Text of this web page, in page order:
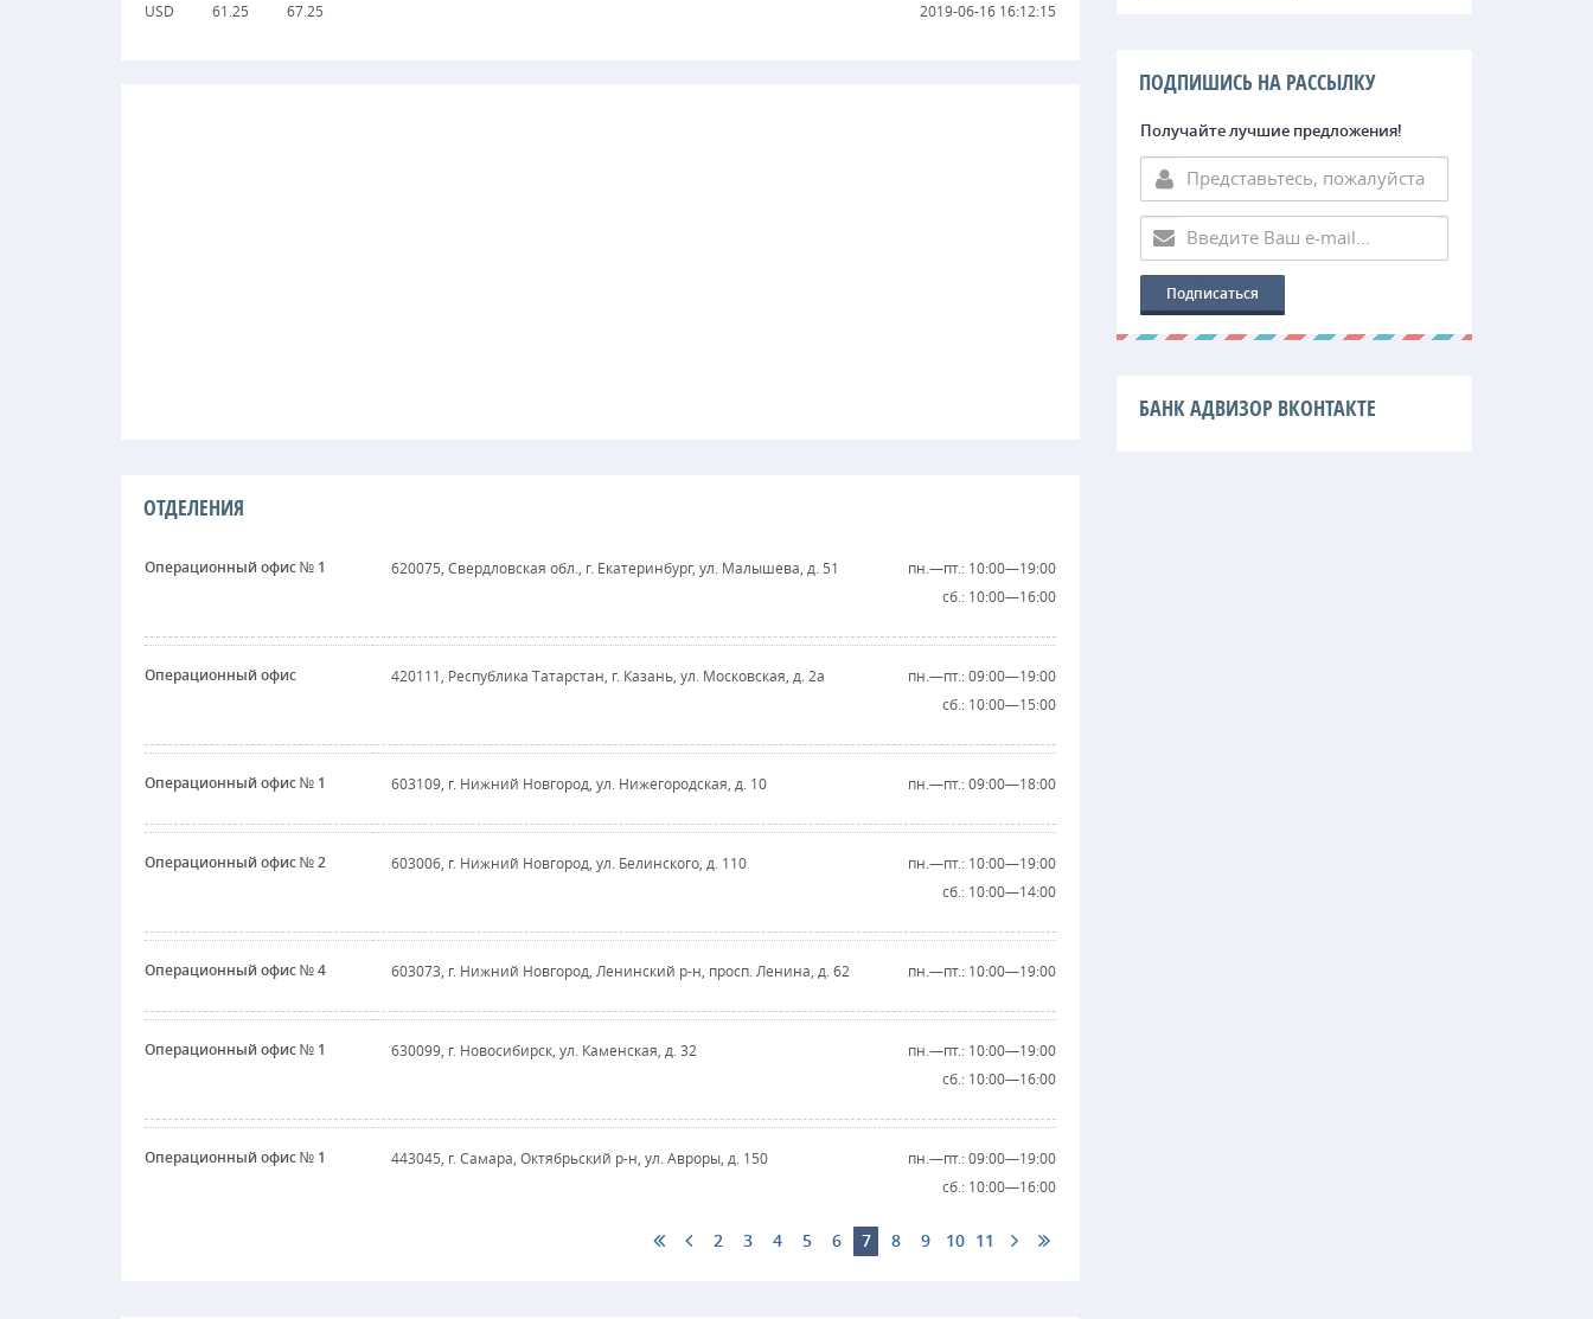
USD 61.25 67.25 2019-06-16 16:12:15
ОТДЕЛЕНИЯ
Операционный офис № 1 620075, Свердловская обл., г. Екатеринбург, ул. Малышева, д. 51
пн.—пт.: 10:00—19:00
сб.: 10:00—16:00
Операционный офис 420111, Республика Татарстан, г. Казань, ул. Московская, д. 2а
пн.—пт.: 09:00—19:00
сб.: 10:00—15:00
Операционный офис № 1 603109, г. Нижний Новгород, ул. Нижегородская, д. 10 пн.—пт.: 09:00—18:00
Операционный офис № 2 603006, г. Нижний Новгород, ул. Белинского, д. 110
пн.—пт.: 10:00—19:00
сб.: 10:00—14:00
Операционный офис № 4 603073, г. Нижний Новгород, Ленинский р-н, просп. Ленина, д. 62 пн.—пт.: 10:00—19:00
Операционный офис № 1 630099, г. Новосибирск, ул. Каменская, д. 32
пн.—пт.: 10:00—19:00
сб.: 10:00—16:00
Операционный офис № 1 443045, г. Самара, Октябрьский р-н, ул. Авроры, д. 150
пн.—пт.: 09:00—19:00
сб.: 10:00—16:00
2 3 4 5 6 7 8 9 10 11
ПОДПИШИСЬ НА РАССЫЛКУ
Получайте лучшие предложения!
БАНК АДВИЗОР ВКОНТАКТЕ